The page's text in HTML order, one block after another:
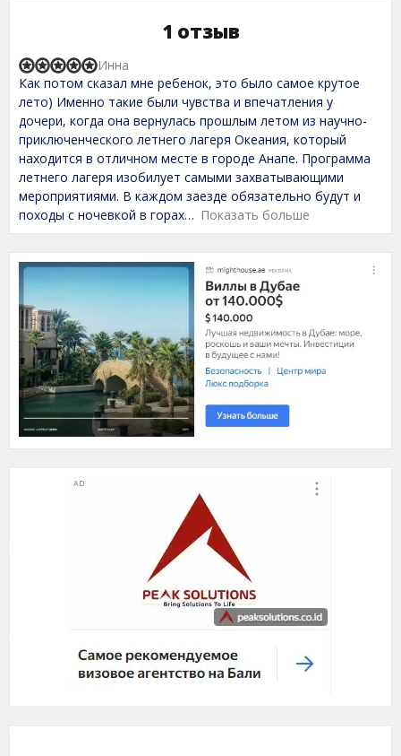
1 отзыв
R
a
t
d
5
,
0
o
u
t
5
Как потом сказал мне ребенок, это было самое крутое
лето) Именно такие были чувства и впечатления у
дочери, когда она вернулась прошлым летом из научно-
приключенческого летнего лагеря Океания, который
находится в отличном месте в городе Анапе. Программа
летнего лагеря изобилует самыми захватывающими
мероприятиями. В каждом заезде обязательно будут и
походы с ночевкой в горах
Показать больше
Инна